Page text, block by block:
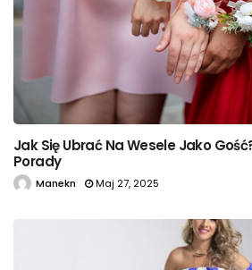
Jak Się Ubrać Na Wesele Jako
Porady
Manekn Maj 27, 2025